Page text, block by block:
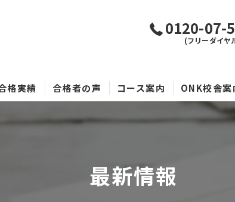
0120-07-
(フリーダイヤ
格実績 合格者の声 コース案内 ONK校舎案
最新情報